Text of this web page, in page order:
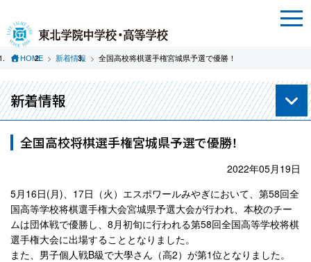
HOME 新着情報 全国高校将棋選手権宮城県予選で優勝！
新着情報
全国高校将棋選手権宮城県予選で優勝！
2022年05月19日
5月16日(月)、17日（火）エスポワールみやぎにおいて、第58回全
国高等学校将棋選手権大会宮城県予選大会が行われ、本校のチー
ムは団体戦で優勝し、8月初旬に行われる第58回全国高等学校将棋
選手権大会に出場することとなりました。
また、男子個人戦B級で大學さん（高2）が第1位となりました。